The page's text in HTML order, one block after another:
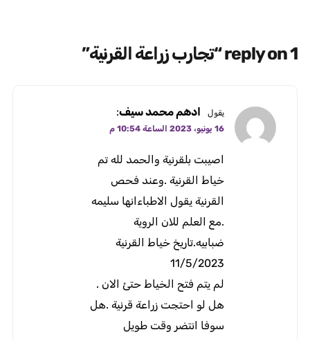
1 reply on “تجارب زراعة القرنية”
يقول ادهم محمد سيف:
16 يونيو، 2023 الساعة 10:54 م
اصيبت بلقرنية والحمد لله تم
خياط القرنية .وعند فحص
القرنية يقول الاطباءانها سليمه
.مع العلم للان الروية
ضبابيه.تاريخ خياط القرنية
11/5/2023
لم يتم فتح الخياط حتئ الان .
هل لو احتجت زراعة قرنية .هل
سوفا انتضر وقت طويل